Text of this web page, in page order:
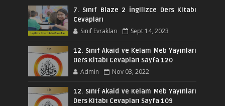
7. Sınıf Blaze 2 İngilizce Ders Kitabı
Cevapları
Sınıf Evrakları Sept 14, 2023
12. Sınıf Akaid ve Kelam Meb Yayınları
Ders Kitabı Cevapları Sayfa 120
Admin Nov 03, 2022
12. Sınıf Akaid ve Kelam Meb Yayınları
Ders Kitabı Cevapları Sayfa 109